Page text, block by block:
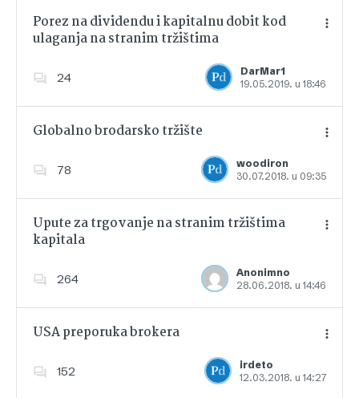
Porez na dividendu i kapitalnu dobit kod
ulaganja na stranim tržištima
24
DarMar1
19.05.2019. u 18:46
Dodajte u favorite
Globalno brodarsko tržište
78
woodiron
30.07.2018. u 09:35
Dodajte u favorite
Upute za trgovanje na stranim tržištima
kapitala
264
Anonimno
28.06.2018. u 14:46
Dodajte u favorite
USA preporuka brokera
152
irdeto
12.03.2018. u 14:27
Dodajte u favorite